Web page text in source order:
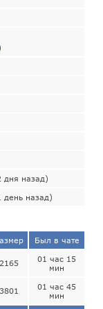
дня назад)
назад)
Был в чате
2165
01 час 15
мин
3801
01 час 45
мин